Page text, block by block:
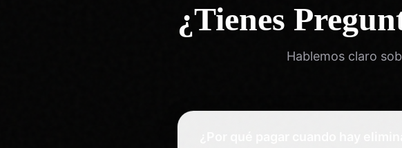
¿Tienes
Hablemos claro